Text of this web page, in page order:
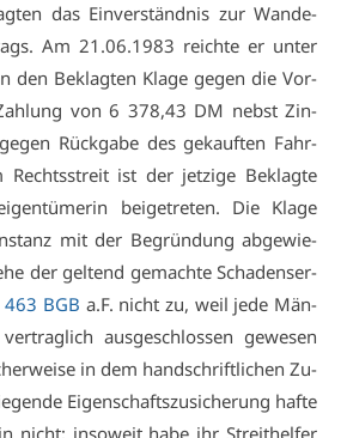
das Ein­ver­ständ­nis zur Wan­de­
Am 21.06.1983 reich­te er un­ter
den Be­klag­ten Kla­ge ge­gen die Vor­
von 6 378,43 DM nebst Zin­
Rück­ga­be des ge­kauf­ten Fahr­
Rechts­streit ist der jet­zi­ge Be­klag­te
bei­ge­tre­ten. Die Kla­ge
mit der Be­grün­dung ab­ge­wie­
der gel­tend ge­mach­te Scha­dens­er­
463 BGB a.F. nicht zu, weil je­de Män­
aus­ge­schlos­sen ge­we­sen
in dem hand­schrift­li­chen Zu­
Ei­gen­schafts­zu­si­che­rung haf­te